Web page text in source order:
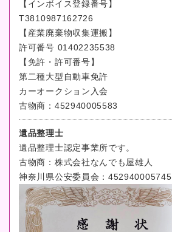
【インボイス登録番号】
T3810987162726
【産業廃棄物収集運搬】
許可番号 01402235538
【免許・許可番号】
第二種大型自動車免許
カーオークション入会
古物商：452940005583
遺品整理士
遺品整理士認定事業所です。
古物商：株式会社なんでも屋雄人
神奈川県公安委員会：452940005745